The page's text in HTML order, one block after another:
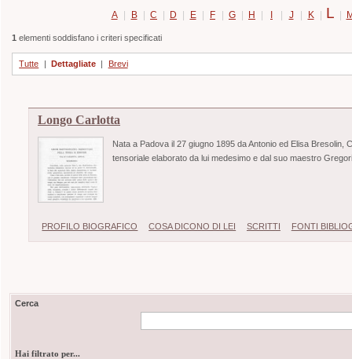
A | B | C | D | E | F | G | H | I | J | K | L |
1elementi soddisfano i criteri specificati
Tutte | Dettagliate | Brevi
Longo Carlotta
Nata a Padova il 27 giugno 1895 da Antonio ed Elisa
tensoriale elaborato da lui medesimo e dal suo maestro
PROFILO BIOGRAFICO COSA DICONO DI LEI SCRITTI FONTI
Cerca
Hai filtrato per...